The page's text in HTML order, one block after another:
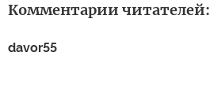
Комментарии читателей:
davor55